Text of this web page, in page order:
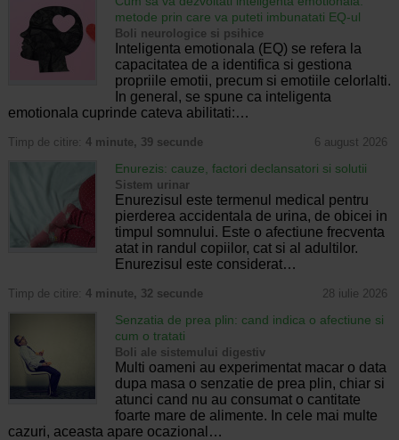
metode prin care va puteti imbunatati EQ-ul
Boli neurologice si psihice
Inteligenta emotionala (EQ) se refera la
capacitatea de a identifica si gestiona
propriile emotii, precum si emotiile celorlalti.
In general, se spune ca inteligenta
emotionala cuprinde cateva abilitati:…
Timp de citire: 4 minute, 39 secunde 6 august 2026
Enurezis: cauze, factori declansatori si solutii
Sistem urinar
Enurezisul este termenul medical pentru
pierderea accidentala de urina, de obicei in
timpul somnului. Este o afectiune frecventa
atat in randul copiilor, cat si al adultilor.
Enurezisul este considerat…
Timp de citire: 4 minute, 32 secunde 28 iulie 2026
Senzatia de prea plin: cand indica o afectiune si
cum o tratati
Boli ale sistemului digestiv
Multi oameni au experimentat macar o data
dupa masa o senzatie de prea plin, chiar si
atunci cand nu au consumat o cantitate
foarte mare de alimente. In cele mai multe
cazuri, aceasta apare ocazional…